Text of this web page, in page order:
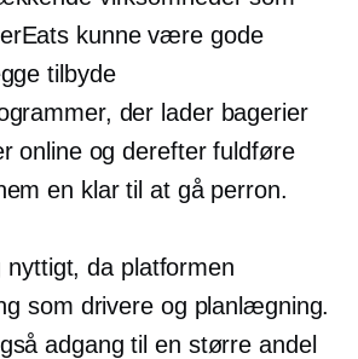
kunne være gode
tilbyde
der lader bagerier
online og derefter fuldføre
en klar til at gåperron.
nyttigt, da platformen
som drivere og planlægning.
adgang til en større andel